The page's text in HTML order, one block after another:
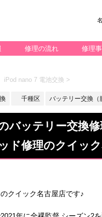
修理の流れ 修理
iPod nano 7 電池交換 >
千種区 バッテリー交換（
バッテリー交換
ド修理のクイッ
クイック名古屋店です♪